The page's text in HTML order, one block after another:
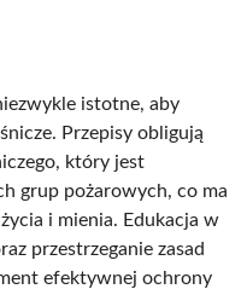
istotne, aby
Przepisy obligują
który jest
grup pożarowych, co ma
i mienia. Edukacja w
przestrzeganie zasad
efektywnej ochrony